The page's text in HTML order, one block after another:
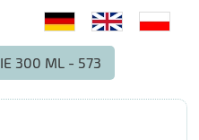
300 ML - 573